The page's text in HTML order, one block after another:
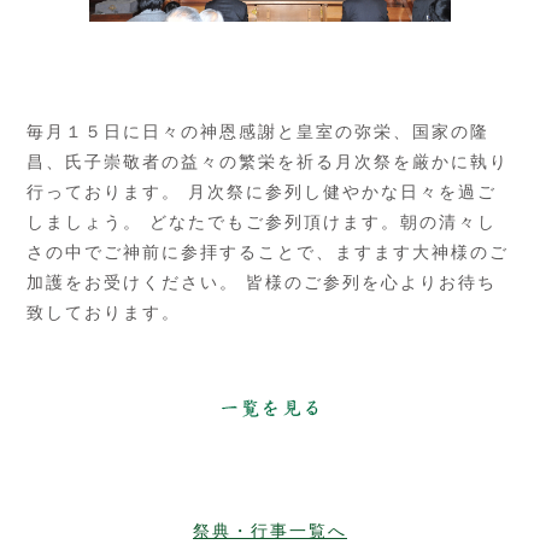
毎月１５日に日々の神恩感謝と皇室の弥栄、国家の隆
昌、氏子崇敬者の益々の繁栄を祈る月次祭を厳かに執り
行っております。 月次祭に参列し健やかな日々を過ご
しましょう。 どなたでもご参列頂けます。朝の清々し
さの中でご神前に参拝することで、ますます大神様のご
加護をお受けください。 皆様のご参列を心よりお待ち
致しております。
祭典・行事一覧へ